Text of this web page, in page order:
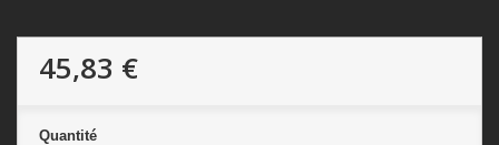
45,83 €
Quantité